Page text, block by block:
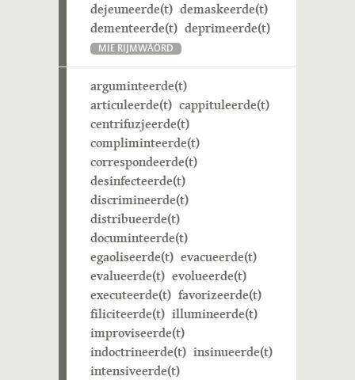
dejeuneerde(t) demaskeerde(t)
dementeerde(t) deprimeerde(t)
MIE RIJMWÄÖRD
arguminteerde(t)
articuleerde(t) cappituleerde(t)
centrifuzjeerde(t)
compliminteerde(t)
correspondeerde(t)
desinfecteerde(t)
discrimineerde(t)
distribueerde(t)
documinteerde(t)
egaoliseerde(t) evacueerde(t)
evalueerde(t) evolueerde(t)
executeerde(t) favorizeerde(t)
filiciteerde(t) illumineerde(t)
improviseerde(t)
indoctrineerde(t) insinueerde(t)
intensiveerde(t)